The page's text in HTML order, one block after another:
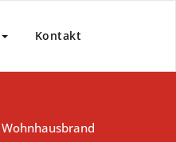
Kontakt
Wohnhausbrand